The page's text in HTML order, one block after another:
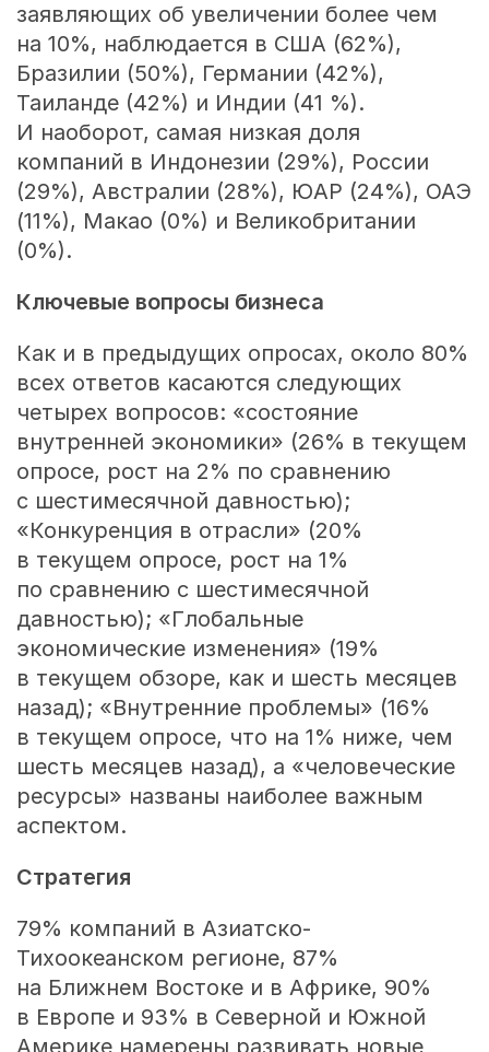
заявляющих об увеличении более чем
на 10%, наблюдается в США (62%),
Бразилии (50%), Германии (42%),
Таиланде (42%) и Индии (41 %).
И наоборот, самая низкая доля
компаний в Индонезии (29%), России
(29%), Австралии (28%), ЮАР (24%), ОАЭ
(11%), Макао (0%) и Великобритании
(0%).
Ключевые вопросы бизнеса
Как и в предыдущих опросах, около 80%
всех ответов касаются следующих
четырех вопросов: «состояние
внутренней экономики» (26% в текущем
опросе, рост на 2% по сравнению
с шестимесячной давностью);
«Конкуренция в отрасли» (20%
в текущем опросе, рост на 1%
по сравнению с шестимесячной
давностью); «Глобальные
экономические изменения» (19%
в текущем обзоре, как и шесть месяцев
назад); «Внутренние проблемы» (16%
в текущем опросе, что на 1% ниже, чем
шесть месяцев назад), а «человеческие
ресурсы» названы наиболее важным
аспектом.
Стратегия
79% компаний в Азиатско-
Тихоокеанском регионе, 87%
на Ближнем Востоке и в Африке, 90%
в Европе и 93% в Северной и Южной
Америке намерены развивать новые